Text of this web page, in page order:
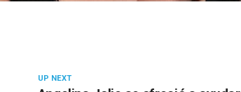
UP NEXT